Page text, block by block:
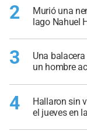
2
Murió una
lago Nahuel
3
Una
un hombre
4
Hallaron sin
el jueves en